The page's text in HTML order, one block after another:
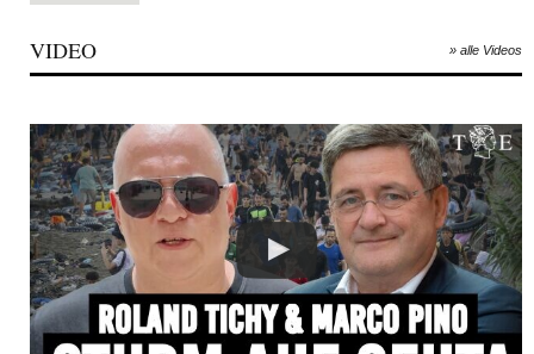
VIDEO » alle Videos